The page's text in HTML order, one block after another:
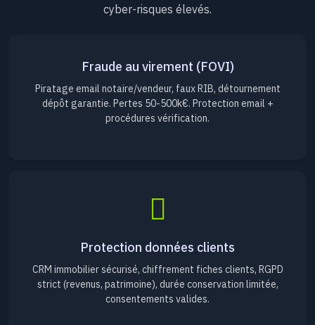
cyber-risques élevés.
Fraude au virement (FOVI)
Piratage email notaire/vendeur, faux RIB, détournement
dépôt garantie. Pertes 50-500k€. Protection email +
procédures vérification.
Protection données clients
CRM immobilier sécurisé, chiffrement fiches clients, RGPD
strict (revenus, patrimoine), durée conservation limitée,
consentements valides.